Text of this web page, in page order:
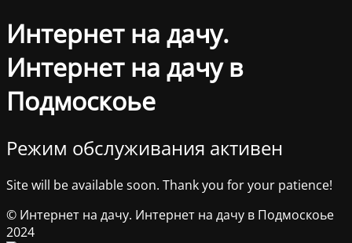
Интернет на дачу.
Интернет на дачу в
Подмоскоье
Режим обслуживания активен
Site will be available soon. Thank you for your patience!
© Интернет на дачу. Интернет на дачу в Подмоскоье
2024